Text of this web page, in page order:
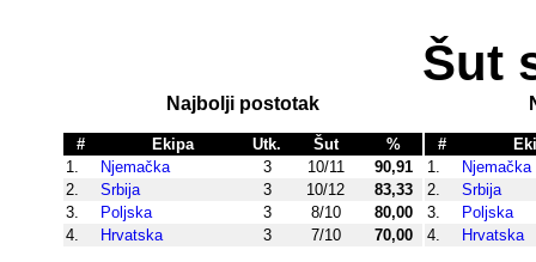
Šut
Najbolji postotak
# Ekipa Utk. Šut
%
1.
Njemačka 3 10/11
90,91
2.
Srbija 3 10/12
83,33
3.
Poljska 3 8/10
80,00
4.
Hrvatska 3 7/10 70,00
#
1.
Njemačka
2.
Srbija
3.
Poljska
4.
Hrvatska